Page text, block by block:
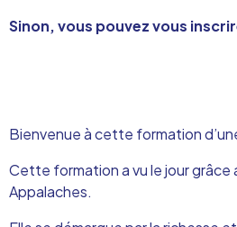
Sinon, vous pouvez vous
Bienvenue à cette formation
Cette formation a vu le jour
Appalaches.